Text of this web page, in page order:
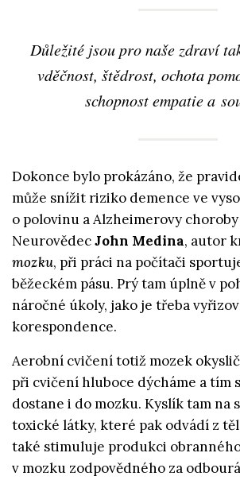
Důležité jsou pro naše zdraví
vděčnost, štědrost, ochota
schopnost empatie a
Dokonce bylo prokázáno, že
může snížit riziko demence ve
o polovinu a Alzheimerovy choroby
NeurovědecJohn Medina, autor
mozku, při práci na počítači
běžeckém pásu. Prý tam úplně v
náročné úkoly, jako je třeba
korespondence.
Aerobní cvičení totiž mozek
při cvičení hluboce dýcháme a tím
dostane i do mozku. Kyslík tam na
toxické látky, které pak odvádí z
také stimuluje produkci
v mozku zodpovědného za